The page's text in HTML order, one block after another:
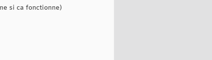
si ca fonctionne)